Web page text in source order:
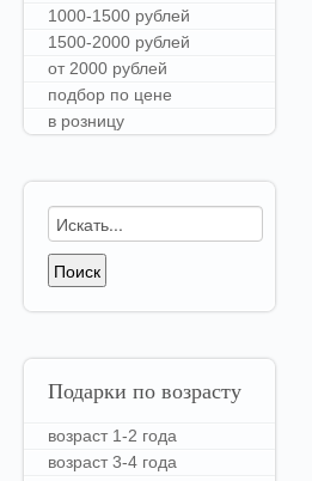
1000-1500 рублей
1500-2000 рублей
от 2000 рублей
подбор по цене
в розницу
Подарки по возрасту
возраст 1-2 года
возраст 3-4 года